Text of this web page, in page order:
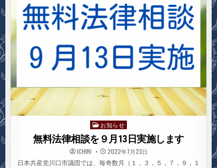
の
席
を
必
ず！
Posted
in
お知らせ
無料法律相談を９月13日実施します
ICHIRI 2022年7月23日
日本共産党川口市議団では、毎奇数月（１，３，５，７，９，１